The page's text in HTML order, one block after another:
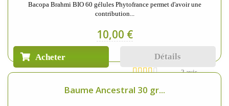
Bacopa Brahmi BIO 60 gélules Phytofrance permet d'avoir une
contribution...
10,00 €
Acheter Détails
2 avis
Baume Ancestral 30 gr...